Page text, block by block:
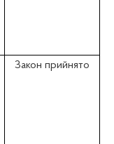
Закон прийнято